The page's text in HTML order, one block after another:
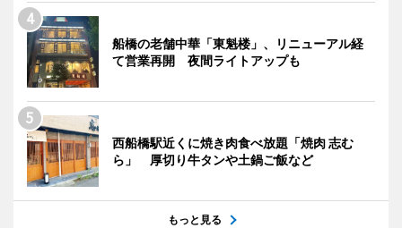
船橋の老舗中華「東魁楼」、リニューアル経
て営業再開 夜間ライトアップも
西船橋駅近くに焼き肉食べ放題「焼肉 志む
ら」 厚切り牛タンや土鍋ご飯など
もっと見る